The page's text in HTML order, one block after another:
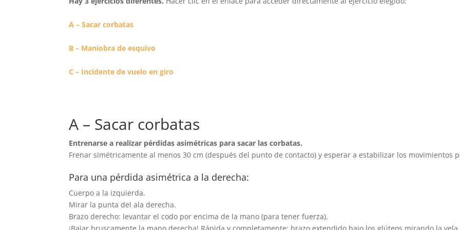
A – Sacar corbatas
B – Maniobra de esquivo
C – Incidente de vuelo en giro
A – Sacar corbatas
Entrenarse a realizar pérdidas asimétricas para sacar las corbatas.
Frenar simétricamente al menos 30 cm (después del punto de contacto) y esperar a estabilizar los movimientos
Para una pérdida asimétrica a la derecha:
Cuerpo a la izquierda.
Mirar la punta del ala derecha.
Brazo derecho: levantar el codo por encima de la mano (para tener fuerza).